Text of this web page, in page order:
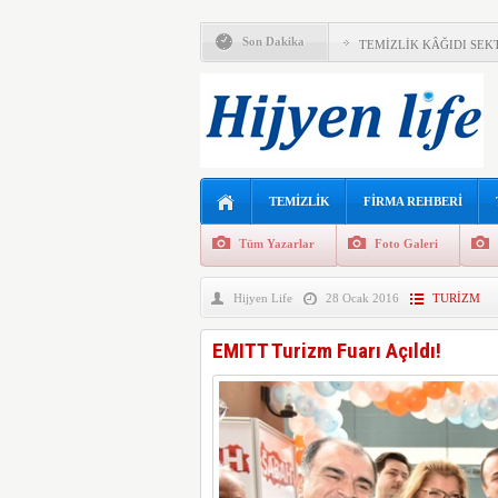
Son Dakika TEMİZLİK KÂĞIDI
ATALİAN
ÇEVRESEL RİSKLER
TESİS YÖNETİM
“İŞ DÜNYASINDA
ATALIAN,TÜRKİYE’DE
TEMİZLİK VE
TEMİZLİK FİRMA REHBERİ
Tüm Yazarlar Foto Galeri
Hijyen Life 28 Ocak 2016 TURİZM
EMITT Turizm Fuarı Açıldı!